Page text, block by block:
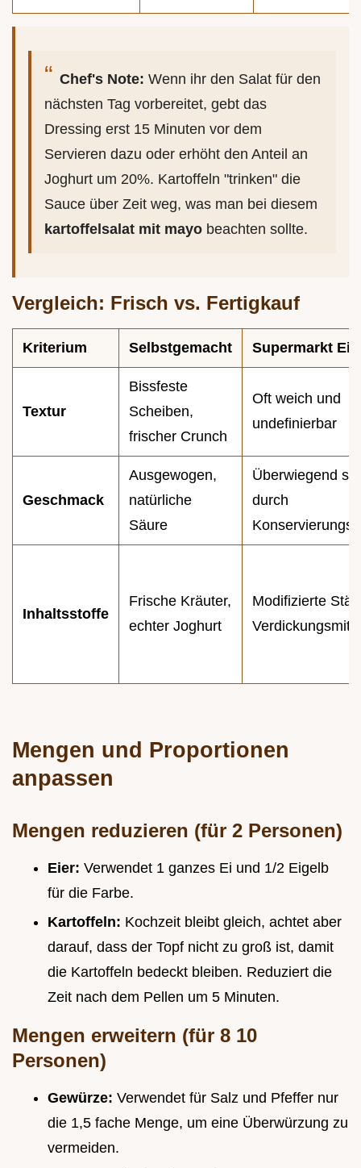
Chef's Note: Wenn ihr den Salat für den
nächsten Tag vorbereitet, gebt das
Dressing erst 15 Minuten vor dem
Servieren dazu oder erhöht den Anteil an
Joghurt um 20%. Kartoffeln "trinken" die
Sauce über Zeit weg, was man bei diesem
kartoffelsalat mit mayo beachten sollte.
Vergleich: Frisch vs. Fertigkauf
Kriterium Selbstgemacht Supermarkt
Textur
Bissfeste
Scheiben,
frischer Crunch
Oft weich und
undefinierbar
Geschmack
Ausgewogen,
natürliche
Säure
Überwiegend
durch
Inhaltsstoffe
Frische Kräuter,
echter Joghurt
Modifizierte
Mengen und Proportionen
anpassen
Mengen reduzieren (für 2 Personen)
Eier: Verwendet 1 ganzes Ei und 1/2 Eigelb
für die Farbe.
Kartoffeln: Kochzeit bleibt gleich, achtet aber
darauf, dass der Topf nicht zu groß ist, damit
die Kartoffeln bedeckt bleiben. Reduziert die
Zeit nach dem Pellen um 5 Minuten.
Mengen erweitern (für 8 10
Personen)
Gewürze: Verwendet für Salz und Pfeffer nur
die 1,5 fache Menge, um eine Überwürzung zu
vermeiden.